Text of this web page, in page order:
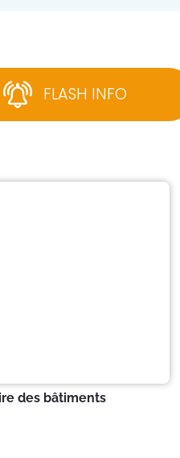
FLASH INFO
des bâtiments